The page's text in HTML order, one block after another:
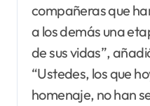
compañeras que
a los demás una
de sus vidas”,
“Ustedes, los que
homenaje, no han